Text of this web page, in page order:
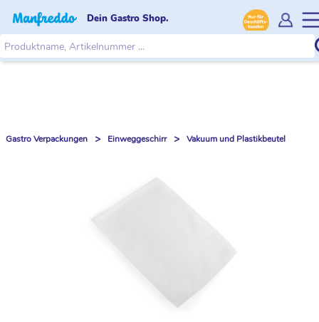
Dein Gastro Shop.
Gastro Verpackungen > Einweggeschirr > Vakuum und Plastikbeutel